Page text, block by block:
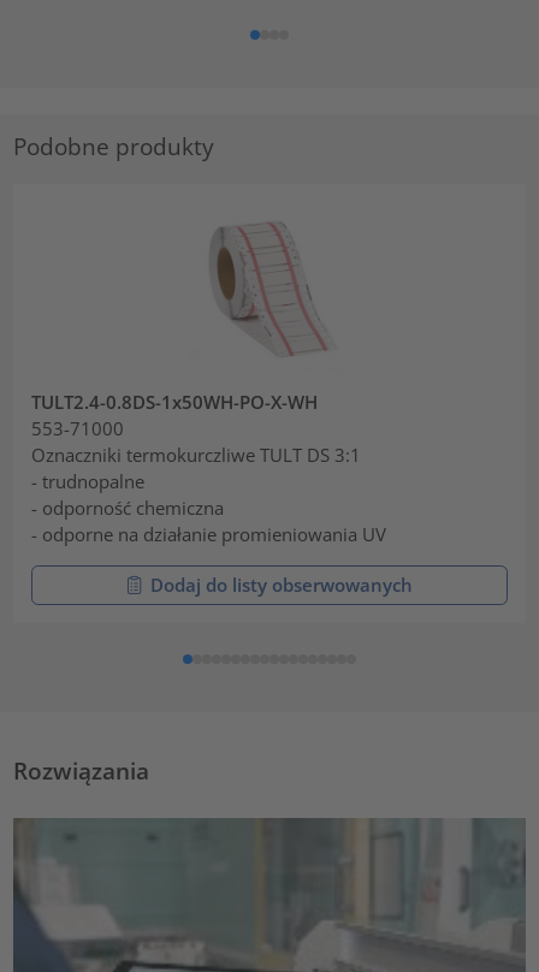
Podobne produkty
TULT2.4-0.8DS-1x50WH-PO-X-WH
553-71000
Oznaczniki termokurczliwe TULT DS 3:1
- trudnopalne
- odporność chemiczna
- odporne na działanie promieniowania UV
Dodaj do listy obserwowanych
Rozwiązania